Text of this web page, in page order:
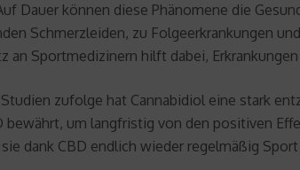
Dauer können diese Phänomene die
Schmerzleiden, zu Folgeerkrankungen
Sportmedizinern hilft dabei,
zufolge hat Cannabidiol eine stark
um langfristig von den positiven
dank CBD endlich wieder regelmäßig